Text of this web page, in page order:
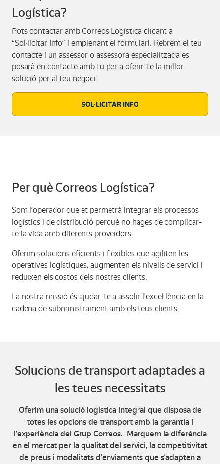
Logística?
Pots contactar amb Correos Logística clicant a
“Sol·licitar Info” i emplenant el formulari. Rebrem el teu
contacte i un assessor o assessora especialitzada es
posarà en contacte amb tu per a oferir-te la millor
solució per al teu negoci.
SOL·LICITAR INFO
Per què Correos Logística?
Som l’operador que et permetrà integrar els processos
logístics i de distribució perquè no hages de complicar-
te la vida amb diferents proveïdors.
Oferim solucions eficients i flexibles que agiliten les
operatives logístiques, augmenten els nivells de servici i
reduïxen els costos dels nostres clients.
La nostra missió és ajudar-te a assolir l’excel·lència en la
cadena de subministrament amb els teus clients.
Solucions de transport adaptades a
les teues necessitats
Oferim una solució logística integral que disposa de
totes les opcions de transport amb la garantia i
l’experiència del Grup Correos. Marquem la diferència
en el mercat per la qualitat del servici, la competitivitat
de preus i modalitats d’enviaments que s’adapten a